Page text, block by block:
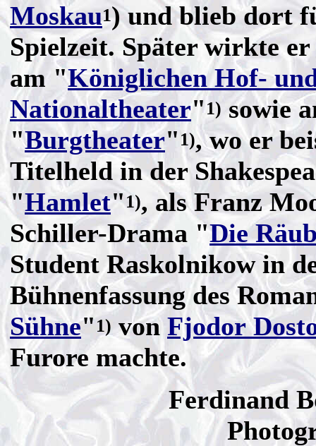
Moskau1) und blieb dort
Spielzeit. Später wirkte
am "Königlichen Hof-
Nationaltheater" 1) sowie
"Burgtheater" 1), wo er
Titelheld in der
"Hamlet"1), als Franz
Schiller-Drama "Die
Student Raskolnikow in
Bühnenfassung des
Sühne"1) vonFjodor
Furore machte.
Ferdinand